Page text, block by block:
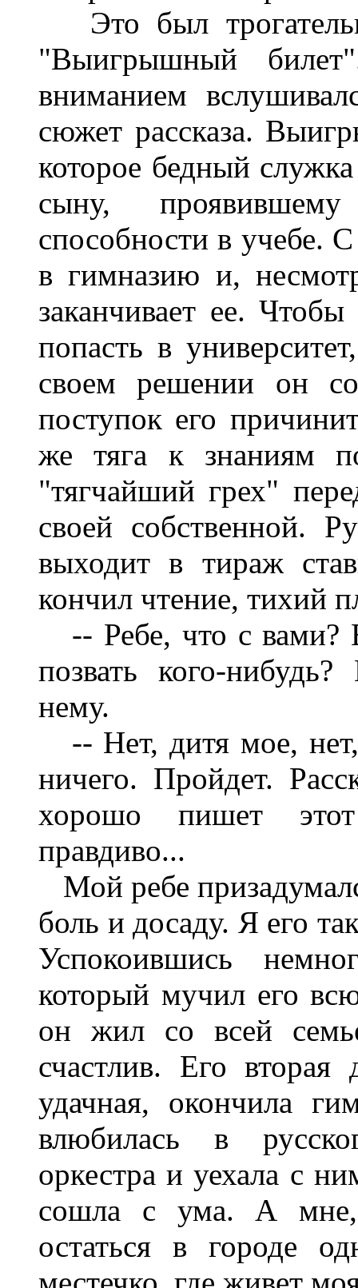
Это был
"Выигрышный
вниманием
сюжет рассказа.
которое бедный
сыну,
способности в учебе.
в гимназию и,
заканчивает ее.
попасть в
своем решении он
поступок его
же тяга к знаниям
"тягчайший грех"
своей собственной.
выходит в тираж
кончил чтение, тихий
-- Ребе, что с вами?
позвать кого-
нему.
-- Нет, дитя мое, нет,
ничего. Пройдет.
хорошо пишет
правдиво...
Мой ребе
боль и досаду. Я его
Успокоившись
который мучил его
он жил со всей
счастлив. Его
удачная, окончила
влюбилась в
оркестра и уехала с
сошла с ума. А мне,
остаться в городе